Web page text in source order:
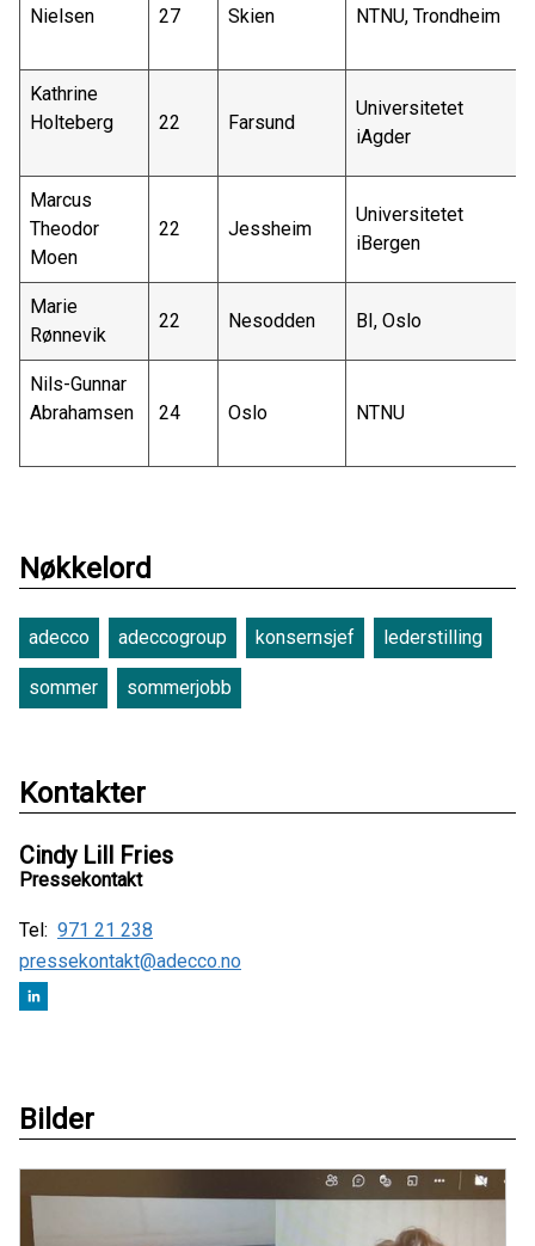
Nielsen
27 Skien NTNU, Trondheim
Kathrine
Holteberg
22 Farsund
Universitetet
iAgder
Marcus
Theodor
Moen
22 Jessheim
Universitetet
iBergen
Marie
Rønnevik
22 Nesodden BI, Oslo
Nils-Gunnar
Abrahamsen
24 Oslo NTNU
Nøkkelord
adecco adeccogroup konsernsjef lederstilling
sommer sommerjobb
Kontakter
Cindy Lill Fries
Pressekontakt
Tel: 971 21 238
pressekontakt@adecco.no
Bilder